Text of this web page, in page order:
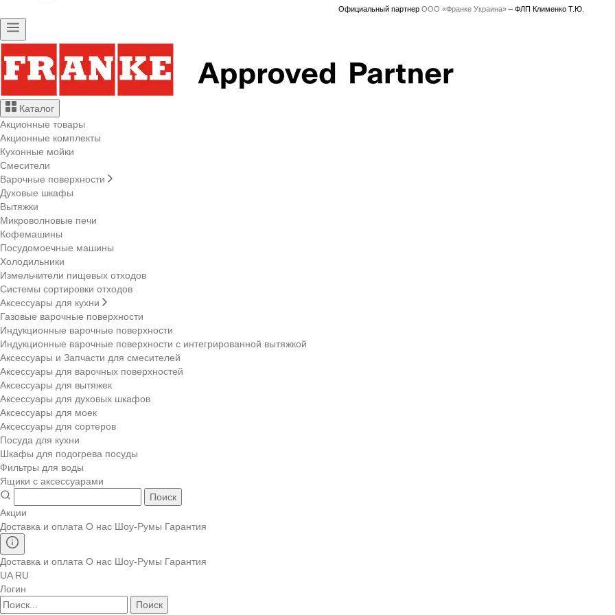
Официальный партнер ООО «Франке Украина» – ФЛП Клименко Т.Ю.
Каталог
Акционные товары
Акционные комплекты
Кухонные мойки
Смесители
Варочные поверхности
Духовые шкафы
Вытяжки
Микроволновые печи
Кофемашины
Посудомоечные машины
Холодильники
Измельчители пищевых отходов
Системы сортировки отходов
Аксессуары для кухни
Газовые варочные поверхности
Индукционные варочные поверхности
Индукционные варочные поверхности с интегрированной вытяжкой
Аксессуары и Запчасти для смесителей
Аксессуары для варочных поверхностей
Аксессуары для вытяжек
Аксессуары для духовых шкафов
Аксессуары для моек
Аксессуары для сортеров
Посуда для кухни
Шкафы для подогрева посуды
Фильтры для воды
Ящики с аксессуарами
Поиск
Акции
Доставка и оплата О нас Шоу-Румы Гарантия
Доставка и оплата О нас Шоу-Румы Гарантия
UA RU
Логин
Поиск